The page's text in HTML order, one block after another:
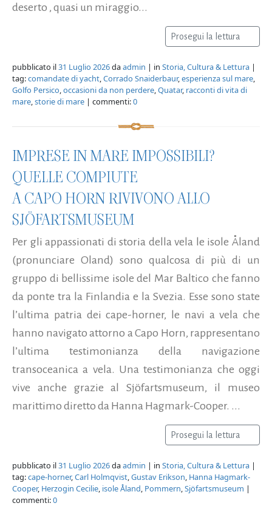
deserto , quasi un miraggio...
Prosegui la lettura
pubblicato il31 Luglio 2026daadmin | in Storia, Cultura & Lettura |
tag:comandate di yacht Corrado Snaiderbaur, esperienza sul mare
Golfo Persico occasioni da non perdere Quatar, racconti di vita di
mare storie di mare | commenti:0
IMPRESE IN MARE IMPOSSIBILI?
QUELLE COMPIUTE
A CAPO HORN RIVIVONO ALLO
SJÖFARTSMUSEUM
Per gli appassionati di storia della vela le isole Åland
(pronunciare Oland) sono qualcosa di più di un
gruppo di bellissime isole del Mar Baltico che fanno
da ponte tra la Finlandia e la Svezia. Esse sono state
l’ultima patria dei cape-horner, le navi a vela che
hanno navigato attorno a Capo Horn, rappresentano
l’ultima testimonianza della navigazione
transoceanica a vela. Una testimonianza che oggi
vive anche grazie al Sjöfartsmuseum, il museo
marittimo diretto da Hanna Hagmark-Cooper. ...
Prosegui la lettura
pubblicato il31 Luglio 2026daadmin | in Storia, Cultura & Lettura |
tag:cape-horner, Carl Holmqvist Gustav Erikson Hanna Hagmark-
Cooper, Herzogin Cecilie isole Åland Pommern Sjöfartsmuseum |
commenti:0